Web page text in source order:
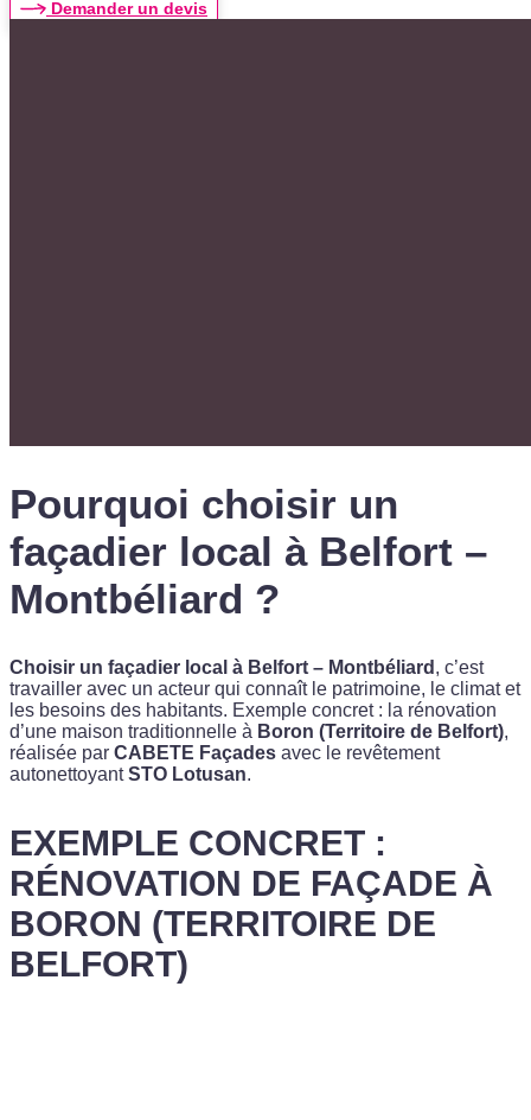
Demander un devis
Pourquoi choisir un
façadier local à Belfort –
Montbéliard ?
Choisir un façadier local à Belfort – Montbéliard , c’est
travailler avec un acteur qui connaît le patrimoine, le climat et
les besoins des habitants. Exemple concret : la rénovation
d’une maison traditionnelle à Boron (Territoire de Belfort),
réalisée par CABETE Façades avec le revêtement
autonettoyantSTO Lotusan.
EXEMPLE CONCRET :
RÉNOVATION DE FAÇADE À
BORON (TERRITOIRE DE
BELFORT)